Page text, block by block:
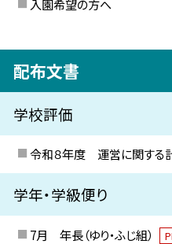
入園希望の方へ
配布文書
学校評価
令和８年度 運営に関する計
学年・学級便り
7月 年長（ゆり・ふじ組）